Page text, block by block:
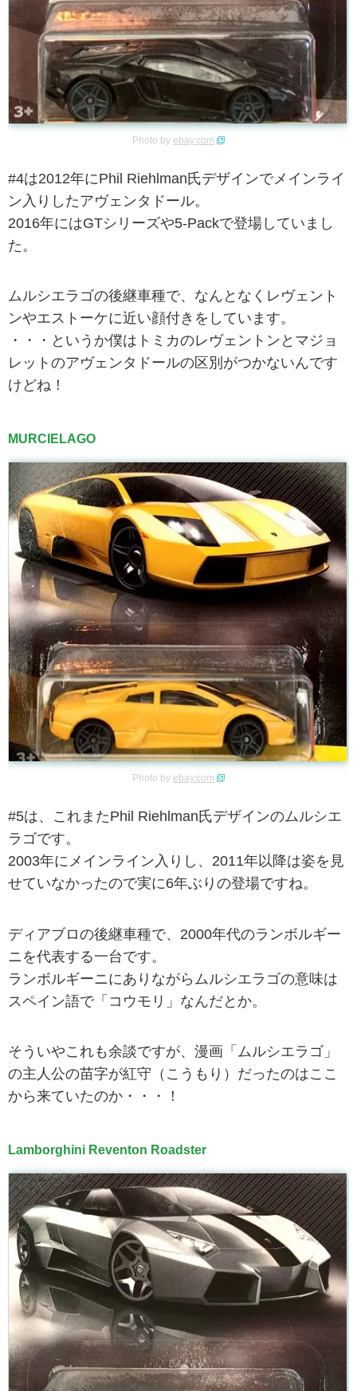
Photo by ebay.com
#4は2012年にPhil Riehlman氏デザインでメインライ
ン入りしたアヴェンタドール。
2016年にはGTシリーズや5-Packで登場していまし
た。
ムルシエラゴの後継車種で、なんとなくレヴェント
ンやエストーケに近い顔付きをしています。
・・・というか僕はトミカのレヴェントンとマジョ
レットのアヴェンタドールの区別がつかないんです
けどね！
MURCIELAGO
Photo by ebay.com
#5は、これまたPhil Riehlman氏デザインのムルシエ
ラゴです。
2003年にメインライン入りし、2011年以降は姿を見
せていなかったので実に6年ぶりの登場ですね。
ディアブロの後継車種で、2000年代のランボルギー
ニを代表する一台です。
ランボルギーニにありながらムルシエラゴの意味は
スペイン語で「コウモリ」なんだとか。
そういやこれも余談ですが、漫画「ムルシエラゴ」
の主人公の苗字が紅守（こうもり）だったのはここ
から来ていたのか・・・！
Lamborghini Reventon Roadster